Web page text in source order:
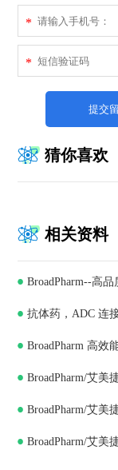
*
*
猜你喜欢
相关资料
BroadPharm--高
抗体药，ADC 连
BroadPharm 高效
BroadPharm/艾美
BroadPharm/艾美
Chemistry
BroadPharm/艾美